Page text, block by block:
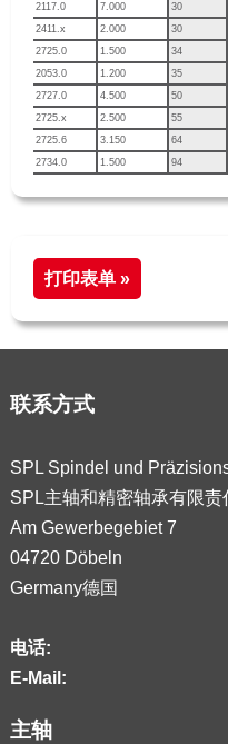
2117.0
7.000 30
2411.x
2.000 30
2725.0
1.500 34
2053.0
1.200 35
2727.0
4.500 50
2725.x
2.500 55
2725.6
3.150 64
2734.0
1.500 94
打印表单 »
联系方式
SPL Spindel und
SPL主轴和精密轴承有限责
Am Gewerbegebiet 7
04720 Döbeln
Germany德国
电话:
E-Mail:
主轴